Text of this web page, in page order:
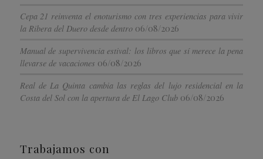
Cepa 21 reinventa el enoturismo con tres experiencias para vivir
la Ribera del Duero desde dentro 06/08/2026
Manual de supervivencia estival: los libros que sí merece la pena
llevarse de vacaciones 06/08/2026
Real de La Quinta cambia las reglas del lujo residencial en la
Costa del Sol con la apertura de El Lago Club 06/08/2026
Trabajamos con